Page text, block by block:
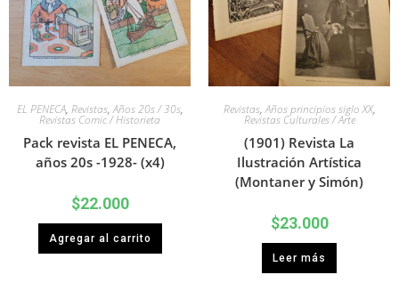
EL PENECA, Revistas,Años 20s / 30s,
Revistas Comic / Historieta
Pack revista EL PENECA,
años 20s -1928- (x4)
$22.000
Agregar al carrito
Revistas,Años principios siglo XX,
Revistas Culturales / Arte
(1901) Revista La
Ilustración Artística
(Montaner y Simón)
$23.000
Leer más